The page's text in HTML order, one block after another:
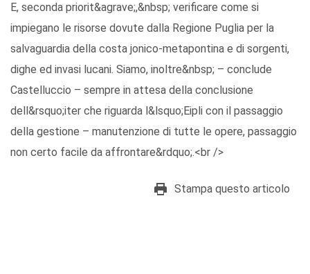
E, seconda priorit&agrave;,&nbsp; verificare come si
impiegano le risorse dovute dalla Regione Puglia per la
salvaguardia della costa jonico-metapontina e di sorgenti,
dighe ed invasi lucani. Siamo, inoltre&nbsp; – conclude
Castelluccio – sempre in attesa della conclusione
dell&rsquo;iter che riguarda l&lsquo;Eipli con il passaggio
della gestione – manutenzione di tutte le opere, passaggio
non certo facile da affrontare&rdquo;.<br />
Stampa questo articolo